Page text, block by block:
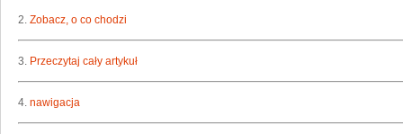
2. Zobacz, o co chodzi
3. Przeczytaj cały artykuł
4. nawigacja